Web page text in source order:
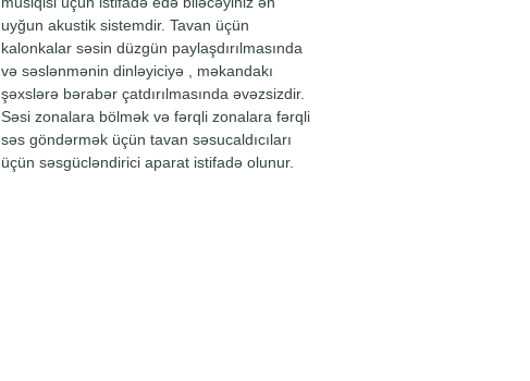
uyğun akustik sistemdir. Tavan üçün
kalonkalar səsin düzgün paylaşdırılmasında
və səslənmənin dinləyiciyə , məkandakı
şəxslərə bərabər çatdırılmasında əvəzsizdir.
Səsi zonalara bölmək və fərqli zonalara fərqli
səs göndərmək üçün tavan səsucaldıcıları
üçün səsgücləndirici aparat istifadə olunur.